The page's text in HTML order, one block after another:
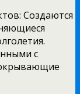
Создаются
с